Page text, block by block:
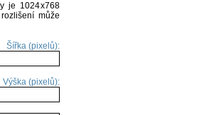
je 1024x768
může
Šířka (pixelů):
Výška (pixelů):